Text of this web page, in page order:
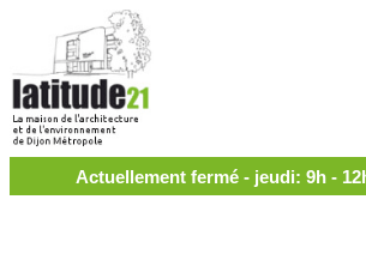
Actuellement fermé - jeudi: 9h -